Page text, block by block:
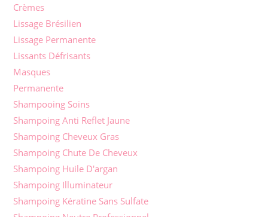
Crèmes
Lissage Brésilien
Lissage Permanente
Lissants Défrisants
Masques
Permanente
Shampooing Soins
Shampoing Anti Reflet Jaune
Shampoing Cheveux Gras
Shampoing Chute De Cheveux
Shampoing Huile D'argan
Shampoing Illuminateur
Shampoing Kératine Sans Sulfate